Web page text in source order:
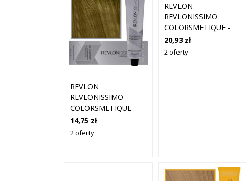
REVLON
REVLONISSIMO
COLORSMETIQUE -
KREMOWA FARBA DO
WŁOSÓW, 60ML
8,7MN |
14,75 zł
2 oferty
REVLON
REVLONISSIMO
COLORSMETIQUE -
KREMOWA FARBA DO
WŁOSÓW, 60ML 8 |
JASNY BLOND
20,93 zł
2 oferty